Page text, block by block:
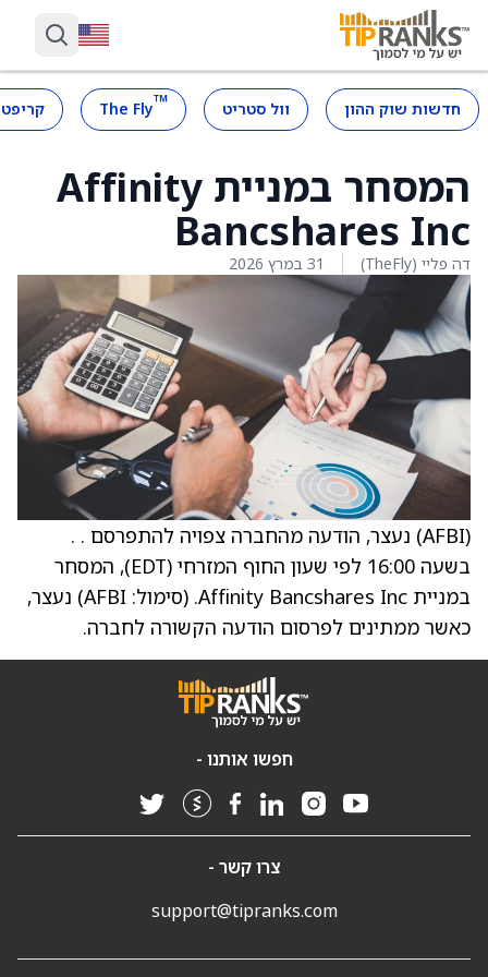
חדשות שוק ההון וול סטריט ™
The Fly
המסחר במניית Affinity
Bancshares Inc
דה פליי (TheFly) 31 במרץ 2026
‏(AFBI) נעצר, הודעה מהחברה צפויה להתפרסם . .
בשעה 16:00 לפי שעון החוף המזרחי (EDT), המסחר
במניית Affinity Bancshares Inc. ‏(סימול: AFBI) נעצר,
כאשר ממתינים לפרסום הודעה הקשורה לחברה.
חפשו אותנו -
צרו קשר -
support@tipranks.com